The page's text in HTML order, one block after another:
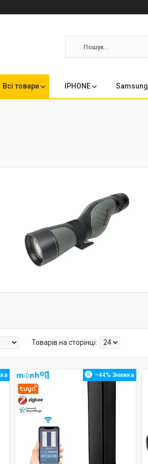
Всі товари IPHONE Samsung
–44%